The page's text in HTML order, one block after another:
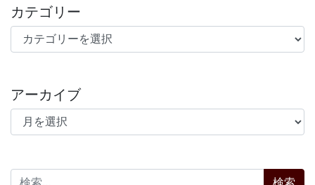
カテゴリー
カテゴリー
アーカイブ
アーカイブ
検索: